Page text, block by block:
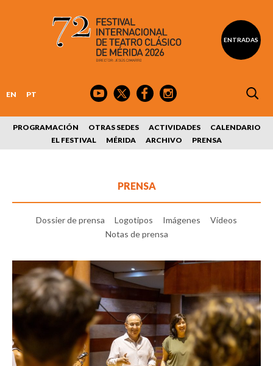
ENTRADAS
EN PT
PROGRAMACIÓN OTRAS SEDES ACTIVIDADES
CALENDARIO
EL FESTIVAL
MÉRIDA ARCHIVO PRENSA
PRENSA
Dossier de prensa Logotipos Imágenes
Vídeos
Notas de prensa